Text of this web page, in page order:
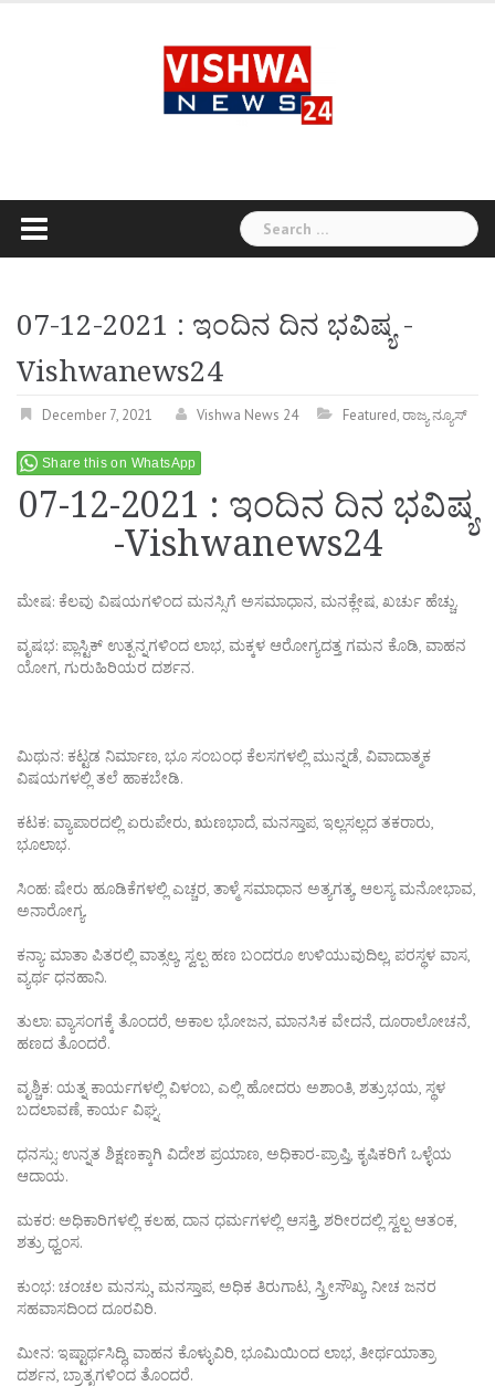
Search
for:
07-12-2021 : ಇಂದಿನ ದಿನ ಭವಿಷ್ಯ -
Vishwanews24
December 7, 2021 Vishwa News 24 Featured,ರಾಜ್ಯ ನ್ಯೂಸ್
Share this on WhatsApp
07-12-2021 : ಇಂದಿನ ದಿನ ಭವಿಷ್ಯ
-Vishwanews24
ಮೇಷ: ಕೆಲವು ವಿಷಯಗಳಿಂದ ಮನಸ್ಸಿಗೆ ಅಸಮಾಧಾನ, ಮನಕ್ಲೇಷ, ಖರ್ಚು ಹೆಚ್ಚು.
ವೃಷಭ: ಪ್ಲಾಸ್ಟಿಕ್ ಉತ್ಪನ್ನಗಳಿಂದ ಲಾಭ, ಮಕ್ಕಳ ಆರೋಗ್ಯದತ್ತ ಗಮನ ಕೊಡಿ, ವಾಹನ
ಯೋಗ, ಗುರುಹಿರಿಯರ ದರ್ಶನ.
ಮಿಥುನ: ಕಟ್ಟಡ ನಿರ್ಮಾಣ, ಭೂ ಸಂಬಂಧ ಕೆಲಸಗಳಲ್ಲಿ ಮುನ್ನಡೆ, ವಿವಾದಾತ್ಮಕ
ವಿಷಯಗಳಲ್ಲಿ ತಲೆ ಹಾಕಬೇಡಿ.
ಕಟಕ: ವ್ಯಾಪಾರದಲ್ಲಿ ಏರುಪೇರು, ಋಣಭಾದೆ, ಮನಸ್ತಾಪ, ಇಲ್ಲಸಲ್ಲದ ತಕರಾರು,
ಭೂಲಾಭ.
ಸಿಂಹ: ಷೇರು ಹೂಡಿಕೆಗಳಲ್ಲಿ ಎಚ್ಚರ, ತಾಳ್ಮೆ ಸಮಾಧಾನ ಅತ್ಯಗತ್ಯ, ಆಲಸ್ಯ ಮನೋಭಾವ,
ಅನಾರೋಗ್ಯ.
ಕನ್ಯಾ: ಮಾತಾ ಪಿತರಲ್ಲಿ ವಾತ್ಸಲ್ಯ, ಸ್ವಲ್ಪ ಹಣ ಬಂದರೂ ಉಳಿಯುವುದಿಲ್ಲ, ಪರಸ್ಥಳ ವಾಸ,
ವ್ಯರ್ಥ ಧನಹಾನಿ.
ತುಲಾ: ವ್ಯಾಸಂಗಕ್ಕೆ ತೊಂದರೆ, ಅಕಾಲ ಭೋಜನ, ಮಾನಸಿಕ ವೇದನೆ, ದೂರಾಲೋಚನೆ,
ಹಣದ ತೊಂದರೆ.
ವೃಶ್ಚಿಕ: ಯತ್ನ ಕಾರ್ಯಗಳಲ್ಲಿ ವಿಳಂಬ, ಎಲ್ಲಿ ಹೋದರು ಅಶಾಂತಿ, ಶತ್ರುಭಯ, ಸ್ಥಳ
ಬದಲಾವಣೆ, ಕಾರ್ಯ ವಿಘ್ನ.
ಧನಸ್ಸು: ಉನ್ನತ ಶಿಕ್ಷಣಕ್ಕಾಗಿ ವಿದೇಶ ಪ್ರಯಾಣ, ಅಧಿಕಾರ-ಪ್ರಾಪ್ತಿ, ಕೃಷಿಕರಿಗೆ ಒಳ್ಳೆಯ
ಆದಾಯ.
ಮಕರ: ಅಧಿಕಾರಿಗಳಲ್ಲಿ ಕಲಹ, ದಾನ ಧರ್ಮಗಳಲ್ಲಿ ಆಸಕ್ತಿ, ಶರೀರದಲ್ಲಿ ಸ್ವಲ್ಪ ಆತಂಕ,
ಶತ್ರು ಧ್ವಂಸ.
ಕುಂಭ: ಚಂಚಲ ಮನಸ್ಸು, ಮನಸ್ತಾಪ, ಅಧಿಕ ತಿರುಗಾಟ, ಸ್ತ್ರೀಸೌಖ್ಯ, ನೀಚ ಜನರ
ಸಹವಾಸದಿಂದ ದೂರವಿರಿ.
ಮೀನ: ಇಷ್ಟಾರ್ಥಸಿದ್ಧಿ, ವಾಹನ ಕೊಳ್ಳುವಿರಿ, ಭೂಮಿಯಿಂದ ಲಾಭ, ತೀರ್ಥಯಾತ್ರಾ
ದರ್ಶನ, ಬ್ರಾತೃಗಳಿಂದ ತೊಂದರೆ.